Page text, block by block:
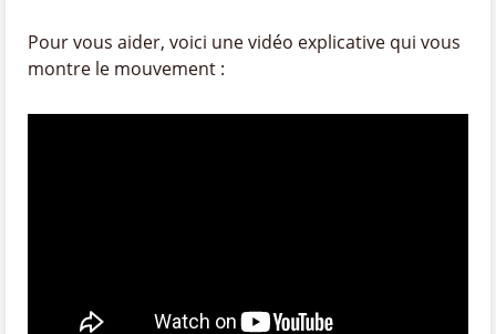
Pour vous aider, voici une vidéo explicative qui vous
montre le mouvement :